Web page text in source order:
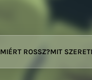
MIÉRT ROSSZ?MIT